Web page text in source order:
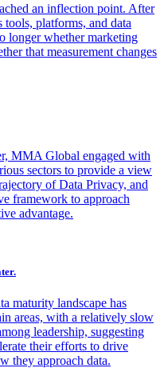
an inflection point. After
platforms, and data
longer whether marketing
that measurement changes
MMA Global engaged with
sectors to provide a view
of Data Privacy, and
framework to approach
advantage.
maturity landscape has
areas, with a relatively slow
leadership, suggesting
their efforts to drive
they approach data.